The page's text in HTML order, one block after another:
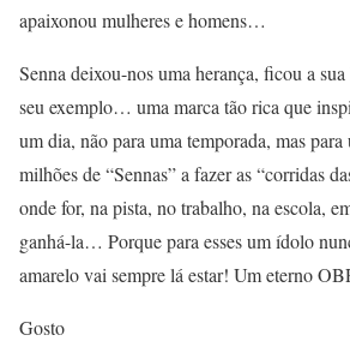
apaixonou mulheres e homens…
Senna deixou-nos uma herança, ficou a
seu exemplo… uma marca tão rica que
um dia, não para uma temporada, mas
milhões de “Sennas” a fazer as “corridas
onde for, na pista, no trabalho, na escola,
ganhá-la… Porque para esses um ídolo
amarelo vai sempre lá estar! Um eterno
Gosto